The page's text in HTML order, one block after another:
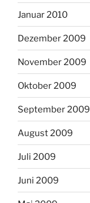
Januar 2010
Dezember 2009
November 2009
Oktober 2009
September 2009
August 2009
Juli 2009
Juni 2009